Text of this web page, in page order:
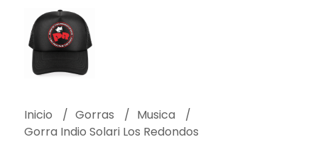
Inicio Gorras
Musica
Gorra Indio Solari Los Redondos